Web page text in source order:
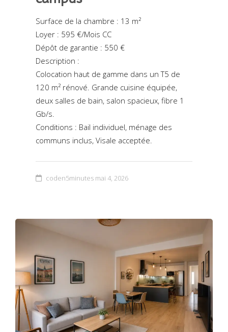
Surface de la chambre : 13 m²
Loyer : 595 €/Mois CC
Dépôt de garantie : 550 €
Description :
Colocation haut de gamme dans un T5 de
120 m² rénové. Grande cuisine équipée,
deux salles de bain, salon spacieux, fibre 1
Gb/s.
Conditions : Bail individuel, ménage des
communs inclus, Visale acceptée.
coden5minutes mai 4, 2026